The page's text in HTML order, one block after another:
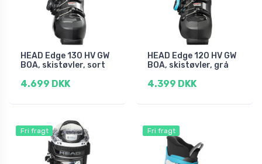
HEAD Edge 130 HV GW
BOA, skistøvler, sort
4.699 DKK
HEAD Edge 120 HV GW
BOA, skistøvler, grå
4.399 DKK
Fri fragt Fri fragt